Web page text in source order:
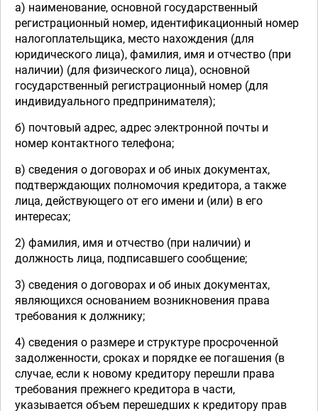
а) наименование, основной государственный
регистрационный номер, идентификационный номер
налогоплательщика, место нахождения (для
юридического лица), фамилия, имя и отчество (при
наличии) (для физического лица), основной
государственный регистрационный номер (для
индивидуального предпринимателя);
б) почтовый адрес, адрес электронной почты и
номер контактного телефона;
в) сведения о договорах и об иных документах,
подтверждающих полномочия кредитора, а также
лица, действующего от его имени и (или) в его
интересах;
2) фамилия, имя и отчество (при наличии) и
должность лица, подписавшего сообщение;
3) сведения о договорах и об иных документах,
являющихся основанием возникновения права
требования к должнику;
4) сведения о размере и структуре просроченной
задолженности, сроках и порядке ее погашения (в
случае, если к новому кредитору перешли права
требования прежнего кредитора в части,
указывается объем перешедших к кредитору прав